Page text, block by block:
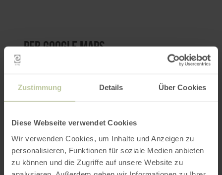
Zustimmung Details Über Cookies
Diese Webseite verwendet Cookies
Wir verwenden Cookies, um Inhalte und Anzeigen zu
personalisieren, Funktionen für soziale Medien anbieten
zu können und die Zugriffe auf unsere Website zu
per Google Maps
Anfahrt von:
ROUTE PLANEN